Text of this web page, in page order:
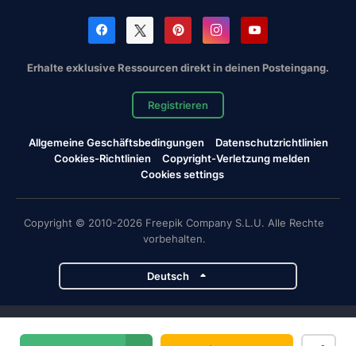
Erhalte exklusive Ressourcen direkt in deinen Posteingang.
Registrieren
Allgemeine Geschäftsbedingungen
Datenschutzrichtlinien
Cookies-Richtlinien
Copyright-Verletzung melden
Cookies settings
Copyright © 2010-2026 Freepik Company S.L.U. Alle Rechte
vorbehalten.
Deutsch